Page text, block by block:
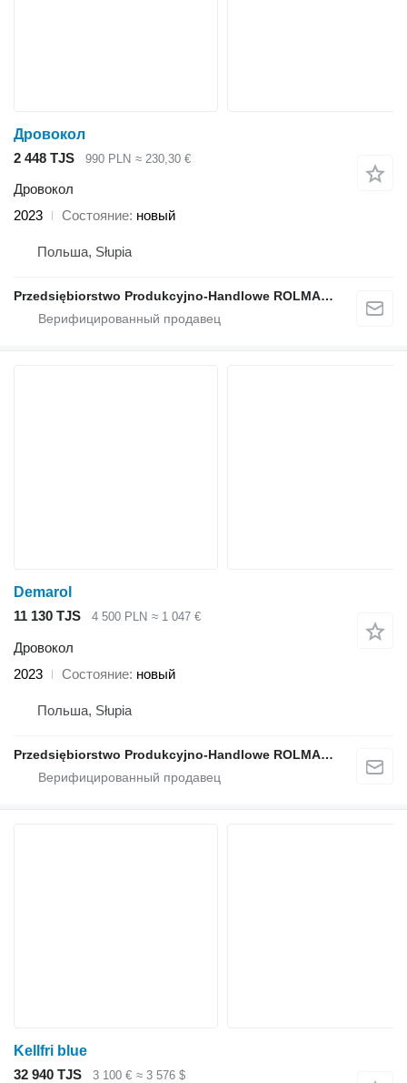
Дровокол
2 448 TJS
990 PLN ≈ 230,30 €
Дровокол
2023
Состояние новый
Польша, Słupia
Przedsiębiorstwo Produkcyjno-Handlowe ROLMAPOL Marcin Dziekan
Demarol
11 130 TJS
4 500 PLN ≈ 1 047 €
Дровокол
2023
Состояние новый
Польша, Słupia
Przedsiębiorstwo Produkcyjno-Handlowe ROLMAPOL Marcin Dziekan
Kellfri blue
32 940 TJS
3 100 € ≈ 3 576 $